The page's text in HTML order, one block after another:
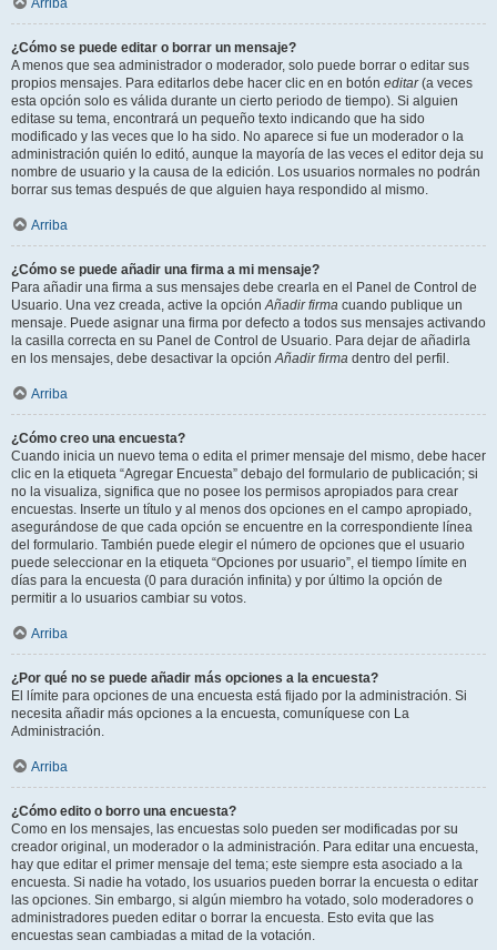
Arriba
¿Cómo se puede editar o borrar un mensaje?
A menos que sea administrador o moderador, solo puede borrar o editar sus
propios mensajes. Para editarlos debe hacer clic en en botón editar(a veces
esta opción solo es válida durante un cierto periodo de tiempo). Si alguien
editase su tema, encontrará un pequeño texto indicando que ha sido
modificado y las veces que lo ha sido. No aparece si fue un moderador o la
administración quién lo editó, aunque la mayoría de las veces el editor deja su
nombre de usuario y la causa de la edición. Los usuarios normales no podrán
borrar sus temas después de que alguien haya respondido al mismo.
Arriba
¿Cómo se puede añadir una firma a mi mensaje?
Para añadir una firma a sus mensajes debe crearla en el Panel de Control de
Usuario. Una vez creada, active la opciónAñadir firma cuando publique un
mensaje. Puede asignar una firma por defecto a todos sus mensajes activando
la casilla correcta en su Panel de Control de Usuario. Para dejar de añadirla
en los mensajes, debe desactivar la opciónAñadir firma dentro del perfil.
Arriba
¿Cómo creo una encuesta?
Cuando inicia un nuevo tema o edita el primer mensaje del mismo, debe hacer
clic en la etiqueta “Agregar Encuesta” debajo del formulario de publicación; si
no la visualiza, significa que no posee los permisos apropiados para crear
encuestas. Inserte un título y al menos dos opciones en el campo apropiado,
asegurándose de que cada opción se encuentre en la correspondiente línea
del formulario. También puede elegir el número de opciones que el usuario
puede seleccionar en la etiqueta “Opciones por usuario”, el tiempo límite en
días para la encuesta (0 para duración infinita) y por último la opción de
permitir a lo usuarios cambiar su votos.
Arriba
¿Por qué no se puede añadir más opciones a la encuesta?
El límite para opciones de una encuesta está fijado por la administración. Si
necesita añadir más opciones a la encuesta, comuníquese con La
Administración.
Arriba
¿Cómo edito o borro una encuesta?
Como en los mensajes, las encuestas solo pueden ser modificadas por su
creador original, un moderador o la administración. Para editar una encuesta,
hay que editar el primer mensaje del tema; este siempre esta asociado a la
encuesta. Si nadie ha votado, los usuarios pueden borrar la encuesta o editar
las opciones. Sin embargo, si algún miembro ha votado, solo moderadores o
administradores pueden editar o borrar la encuesta. Esto evita que las
encuestas sean cambiadas a mitad de la votación.